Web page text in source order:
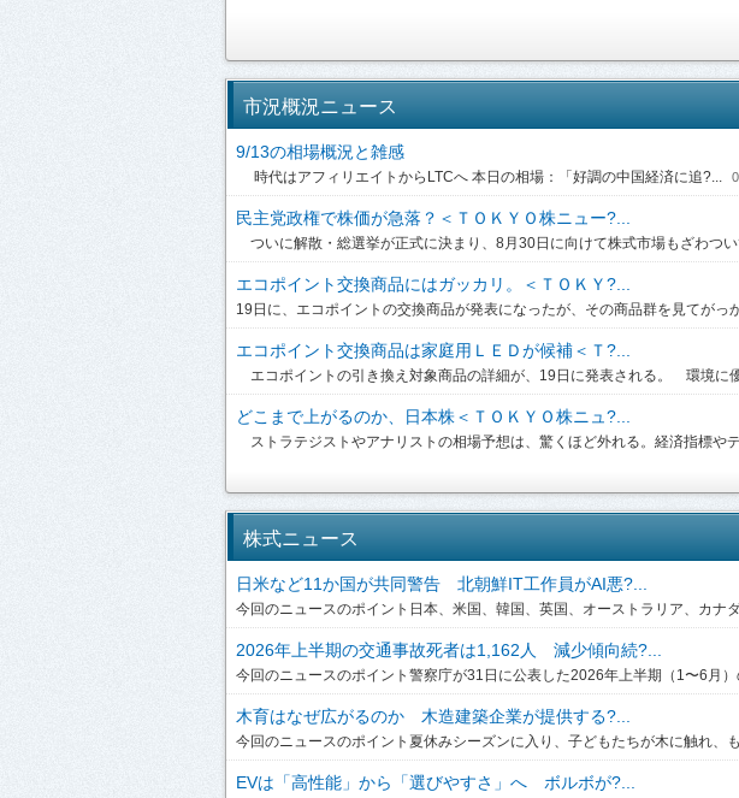
市況概況ニュース
9/13の相場概況と雑感
時代はアフィリエイトからLTCへ 本日の相場：「好調の中国経済に追?...
民主党政権で株価が急落？＜ＴＯＫＹＯ株ニュー?...
ついに解散・総選挙が正式に決まり、8月30日に向けて株式市場もざわつ
エコポイント交換商品にはガッカリ。＜ＴＯＫＹ?...
19日に、エコポイントの交換商品が発表になったが、その商品群を見てがっ
エコポイント交換商品は家庭用ＬＥＤが候補＜Ｔ?...
エコポイントの引き換え対象商品の詳細が、19日に発表される。 環境に
どこまで上がるのか、日本株＜ＴＯＫＹＯ株ニュ?...
ストラテジストやアナリストの相場予想は、驚くほど外れる。経済指標や
株式ニュース
日米など11か国が共同警告 北朝鮮IT工作員がAI悪?...
今回のニュースのポイント日本、米国、韓国、英国、オーストラリア、カナ
2026年上半期の交通事故死者は1,162人 減少傾向続?...
今回のニュースのポイント警察庁が31日に公表した2026年上半期（1〜6月）
木育はなぜ広がるのか 木造建築企業が提供する?...
今回のニュースのポイント夏休みシーズンに入り、子どもたちが木に触れ、
EVは「高性能」から「選びやすさ」へ ボルボが?...